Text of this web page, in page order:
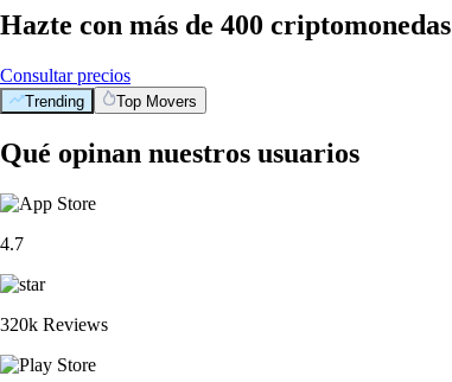
Hazte con más de 400 criptomonedas
Consultar precios
Trending Top Movers
Qué opinan nuestros usuarios
4.7
320k Reviews